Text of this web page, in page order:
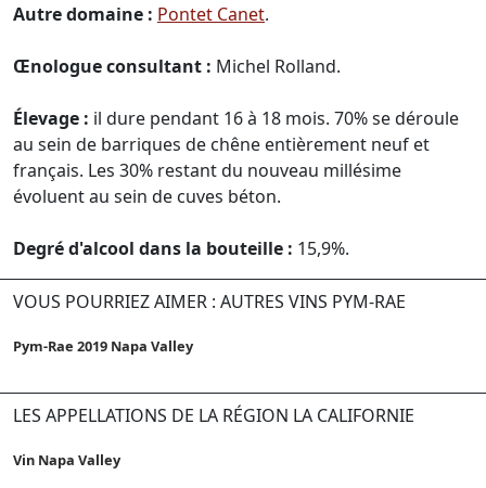
Autre domaine : Pontet Canet.
Œnologue consultant : Michel Rolland.
Élevage : il dure pendant 16 à 18 mois. 70% se déroule
au sein de barriques de chêne entièrement neuf et
français. Les 30% restant du nouveau millésime
évoluent au sein de cuves béton.
Degré d'alcool dans la bouteille : 15,9%.
VOUS POURRIEZ AIMER : AUTRES VINS PYM-RAE
Pym-Rae 2019 Napa Valley
LES APPELLATIONS DE LA RÉGION LA CALIFORNIE
Vin Napa Valley